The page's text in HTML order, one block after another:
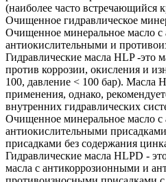
(наиболее часто встречающийся
Очищенное гидравлическое
Очищенное минеральное масло
антиокислительными и
Гидравлические масла HLP -это
против коррозии, окисления и
100, давление < 100 бар). Масла
применения, однако,
внутренних гидравлических
Очищенное минеральное масло
антиокислительными
присадками без содержания
Гидравлические масла HLPD -
масла с антикоррозионными и